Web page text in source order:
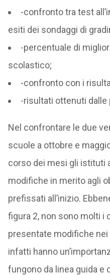
-confronto tra test
esiti dei sondaggi di
-percentuale di
scolastico;
-confronto con i
-risultati ottenuti dalle
Nel confrontare le due
scuole a ottobre e
corso dei mesi gli istituti
modifiche in merito agli
prefissati all’inizio.
figura 2, non sono molti i
presentate modifiche
infatti hanno
fungono da linea guida e